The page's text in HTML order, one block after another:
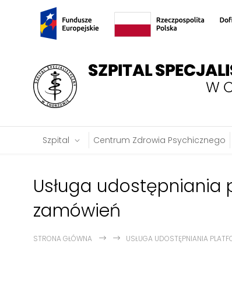
Szpital Centrum Zdrowia Psychicznego
Usługa
zamówień
STRONA GŁÓWNA USŁUGA UDOSTĘPNIANIA